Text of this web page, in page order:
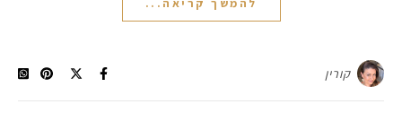
להמשך קריאה...
קורין